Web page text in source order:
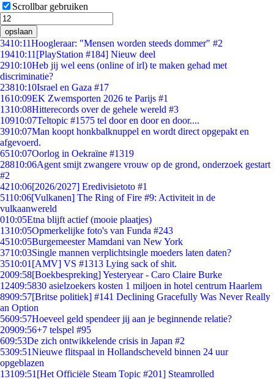
Scrollbar gebruiken
opslaan
3410:11Hoogleraar: "Mensen worden steeds dommer" #2
19410:11 [PlayStation #184] Nieuw deel
2910:10Heb jij wel eens (online of irl) te maken gehad met
discriminatie?
23810:10Israel en Gaza #17
1610:09EK Zwemsporten 2026 te Parijs #1
1310:08Hitterecords over de gehele wereld #3
10910:07Teltopic #1575 tel door en door en door....
3910:07Man koopt honkbalknuppel en wordt direct opgepakt en
afgevoerd.
6510:07Oorlog in Oekraïne #1319
28810:06Agent smijt zwangere vrouw op de grond, onderzoek gestart
#2
4210:06[2026/2027] Eredivisietoto #1
5110:06[Vulkanen] The Ring of Fire #9: Activiteit in de
vulkaanwereld
010:05Etna blijft actief (mooie plaatjes)
1310:05Opmerkelijke foto's van Funda #243
4510:05Burgemeester Mamdani van New York
3710:03Single mannen verplichtsingle moeders laten daten?
3510:01 [AMV] VS #1313 Lying sack of shit.
2009:58[Boekbespreking] Yesteryear - Caro Claire Burke
12409:5830 asielzoekers kosten 1 miljoen in hotel centrum Haarlem
8909:57[Britse politiek] #141 Declining Gracefully Was Never Really
an Option
5609:57Hoeveel geld spendeer jij aan je beginnende relatie?
20909:56+7 telspel #95
609:53De zich ontwikkelende crisis in Japan #2
5309:51Nieuwe flitspaal in Hollandscheveld binnen 24 uur
opgeblazen
13109:51 [Het Officiële Steam Topic #201] Steamrolled